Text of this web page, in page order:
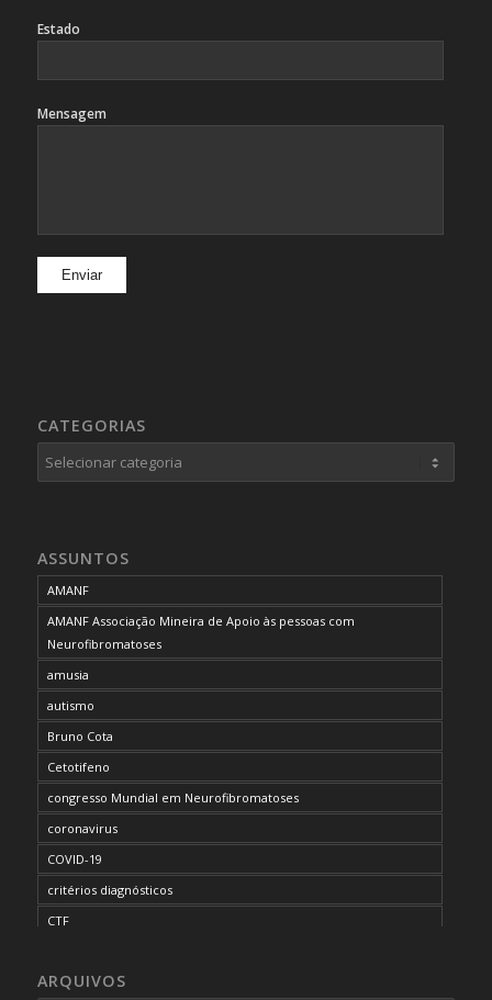
Estado
Mensagem
CATEGORIAS
Categorias
ASSUNTOS
AMANF
AMANF Associação Mineira de Apoio às pessoas com
Neurofibromatoses
amusia
autismo
Bruno Cota
Cetotifeno
congresso Mundial em Neurofibromatoses
coronavirus
COVID-19
critérios diagnósticos
CTF
desordem do processamento auditivo
ARQUIVOS